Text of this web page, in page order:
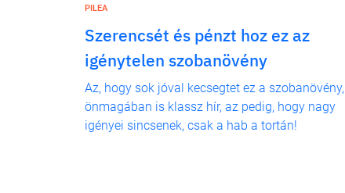
PILEA
Szerencsét és pénzt hoz ez az
igénytelen szobanövény
Az, hogy sok jóval kecsegtet ez a szobanövény,
önmagában is klassz hír, az pedig, hogy nagy
igényei sincsenek, csak a hab a tortán!